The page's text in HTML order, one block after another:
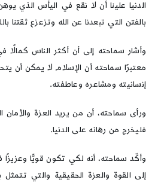
الدنيا علينا أن لا نقع في اليأس الذي
بالفتن التي تبعدنا عن الله وتزعزع ثقتنا
وأشار سماحته إلى أن أكثر الناس
معتبرًا سماحته أن الإسلام لا يمكن أن
إنسانيته ومشاعره وعاطفته.
ورأى سماحته، أن من يريد العزة والأمان
فليخرج من رهانه على الدنيا.
وأكّد سماحته، أنه لكي تكون قويًّا وعزيزًا
إلى القوة والعزة الحقيقية والتي